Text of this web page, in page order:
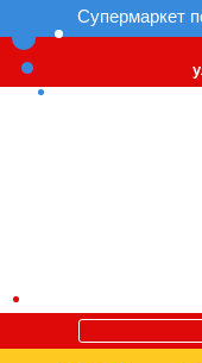
Супермаркет